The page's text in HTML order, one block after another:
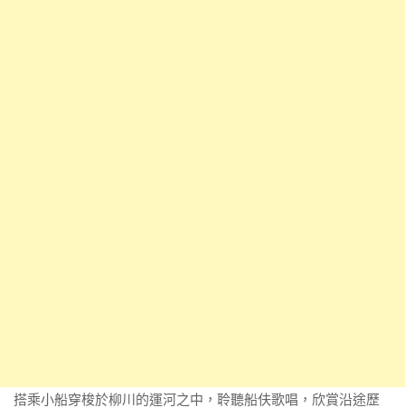
搭乘小船穿梭於柳川的運河之中，聆聽船伕歌唱，欣賞沿途歷